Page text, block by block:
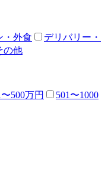
・外食
デリバリー・
の他
500万円
501〜1000